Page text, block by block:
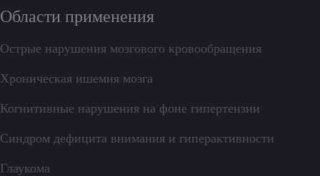
Области применения
Острые нарушения мозгового кровообращения
Хроническая ишемия мозга
Когнитивные нарушения на фоне гипертензии
Синдром дефицита внимания и гиперактивности
Глаукома